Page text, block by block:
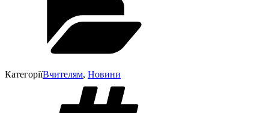
КатегоріїВчителям, Новини